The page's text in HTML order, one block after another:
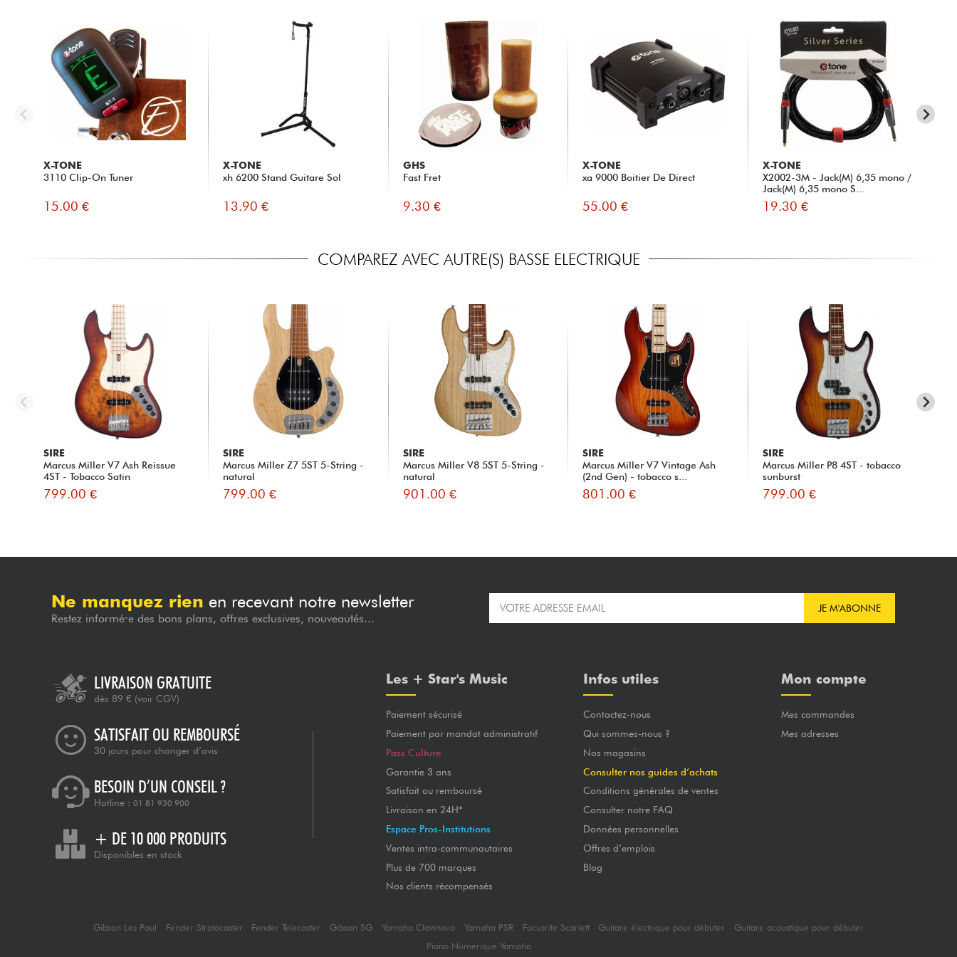
X-TONE
3110 Clip-On Tuner
15.00 €
X-TONE
xh 6200 Stand Guitare Sol
13.90 €
GHS
Fast Fret
9.30 €
X-TONE
xa 9000 Boitier De Direct
55.00 €
X-TONE
X2002-3M - Jack(M) 6,35 mono /
Jack(M) 6,35 mono S...
19.30 €
COMPAREZ AVEC AUTRE(S) BASSE ELECTRIQUE
SIRE
Marcus Miller V7 Ash Reissue
4ST - Tobacco Satin
799.00 €
SIRE
Marcus Miller Z7 5ST 5-String -
natural
799.00 €
SIRE
Marcus Miller V8 5ST 5-String -
natural
901.00 €
SIRE
Marcus Miller V7 Vintage Ash
(2nd Gen) - tobacco s...
801.00 €
SIRE
Marcus Miller P8 4ST - tobacco
sunburst
799.00 €
Ne manquez rien en recevant notre newsletter
Restez informé·e des bons plans, offres exclusives, nouveautés...
JE M'ABONNE
LIVRAISON GRATUITE
dès 89 € (voir CGV)
SATISFAIT OU REMBOURSÉ
30 jours pour changer d’avis
BESOIN D’UN CONSEIL ?
Hotline : 01 81 930 900
+ DE 10 000 PRODUITS
Disponibles en stock
Les + Star's Music
Paiement sécurisé
Paiement par mandat administratif
Pass Culture
Garantie 3 ans
Satisfait ou remboursé
Livraison en 24H*
Espace Pros-Institutions
Ventes intra-communautaires
Plus de 700 marques
Nos clients récompensés
Infos utiles
Contactez-nous
Qui sommes-nous ?
Nos magasins
Consulter nos guides d’achats
Conditions générales de ventes
Consulter notre FAQ
Données personnelles
Offres d’emplois
Blog
Mon compte
Mes commandes
Mes adresses
Gibson Les Paul Fender Stratocaster Fender Telecaster Gibson SG Yamaha Clavinova Yamaha PSR Focusrite Scarlett Guitare électrique pour débuter
Guitare acoustique pour débuter
Piano Numérique Yamaha